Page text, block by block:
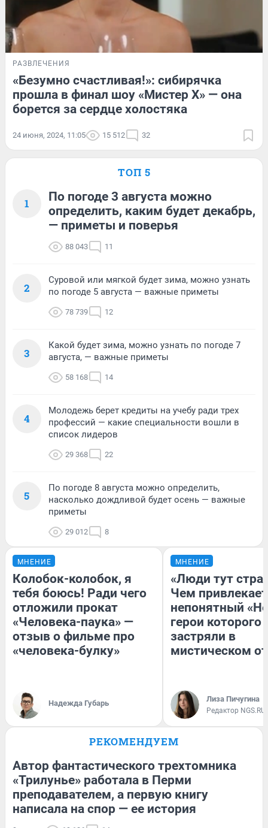
РАЗВЛЕЧЕНИЯ
«Безумно счастливая!»: сибирячка
прошла в финал шоу «Мистер Х» — она
борется за сердце холостяка
24 июня, 2024, 11:05 15 512 32
ТОП 5
1
По погоде 3 августа можно
определить, каким будет декабрь,
— приметы и поверья
88 043 11
2
Суровой или мягкой будет зима, можно узнать
по погоде 5 августа — важные приметы
78 739 12
3
Какой будет зима, можно узнать по погоде 7
августа, — важные приметы
58 168 14
4
Молодежь берет кредиты на учебу ради трех
профессий — какие специальности вошли в
список лидеров
29 368 22
5
По погоде 8 августа можно определить,
насколько дождливой будет осень — важные
приметы
29 012 8
МНЕНИЕ
Колобок-колобок, я
тебя боюсь! Ради чего
отложили прокат
«Человека-паука» —
отзыв о фильме про
«человека-булку»
Надежда Губарь
МНЕНИЕ
«Люди тут
Чем привлекает
непонятный
герои которого
застряли в
мистическом
Лиза Пичугина
Редактор NGS.RU
РЕКОМЕНДУЕМ
Автор фантастического трехтомника
«Трилунье» работала в Перми
преподавателем, а первую книгу
написала на спор — ее история